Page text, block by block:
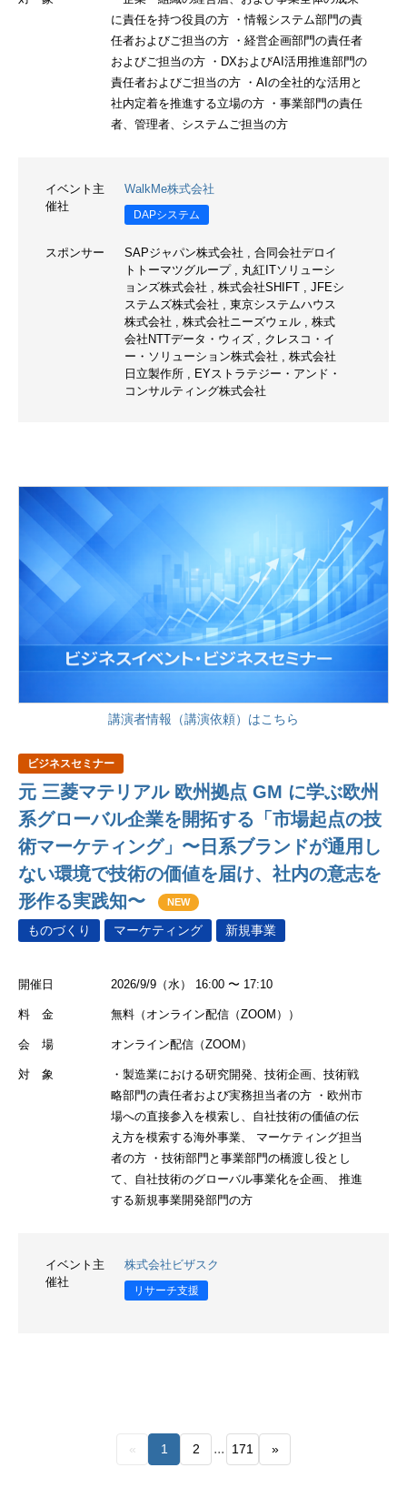
に責任を持つ役員の方 ・情報システム部門の責
任者およびご担当の方 ・経営企画部門の責任者
およびご担当の方 ・DXおよびAI活用推進部門の
責任者およびご担当の方 ・AIの全社的な活用と
社内定着を推進する立場の方 ・事業部門の責任
者、管理者、システムご担当の方
イベント主
催社
WalkMe株式会社
DAPシステム
スポンサー SAPジャパン株式会社 , 合同会社デロイ
トトーマツグループ, 丸紅ITソリューシ
ョンズ株式会社 , 株式会社SHIFT , JFEシ
ステムズ株式会社 , 東京システムハウス
株式会社 , 株式会社ニーズウェル , 株式
会社NTTデータ・ウィズ , クレスコ・イ
ー・ソリューション株式会社 , 株式会社
日立製作所 , EYストラテジー・アンド・
コンサルティング株式会社
講演者情報（講演依頼）はこちら
ビジネスセミナー
元 三菱マテリアル 欧州拠点 GM に学ぶ欧州
系グローバル企業を開拓する「市場起点の技
術マーケティング」〜日系ブランドが通用し
ない環境で技術の価値を届け、社内の意志を
形作る実践知〜
NEW
ものづくり マーケティング 新規事業
開催日 2026/9/9（水） 16:00 〜 17:10
料 金 無料（オンライン配信（ZOOM））
会 場 オンライン配信（ZOOM）
対 象
・製造業における研究開発、技術企画、技術戦
略部門の責任者および実務担当者の方 ・欧州市
場への直接参入を模索し、自社技術の価値の伝
え方を模索する海外事業、 マーケティング担当
者の方 ・技術部門と事業部門の橋渡し役とし
て、自社技術のグローバル事業化を企画、 推進
する新規事業開発部門の方
イベント主
催社
株式会社ビザスク
リサーチ支援
« 1 2 ... 171 »